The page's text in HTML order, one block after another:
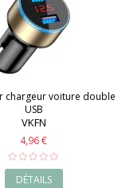
chargeur voiture double
USB
VKFN
4,96 €
DÉTAILS